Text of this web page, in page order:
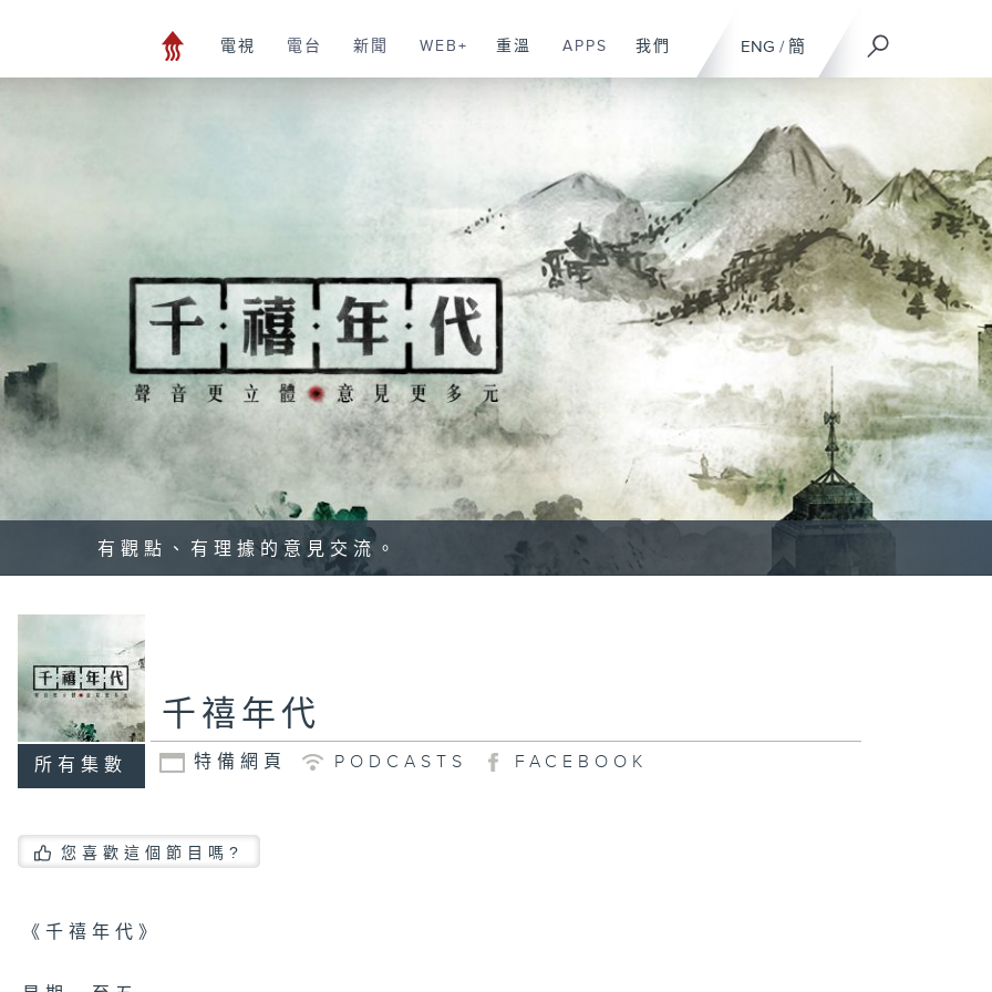
ENG / 簡
電視 電台 新聞 WEB+ 重溫 APPS 我們
有觀點、有理據的意見交流。
所有集數
千禧年代
特備網頁 PODCASTS FACEBOOK
您喜歡這個節目嗎?
《千禧年代》